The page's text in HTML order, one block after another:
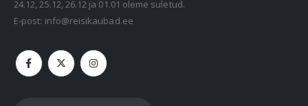
24.12, 25.12, 26.12 ja 01.01 oleme suletud.
E-post: info@reisikaubad.ee